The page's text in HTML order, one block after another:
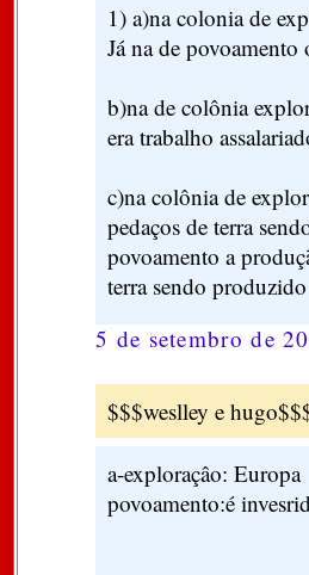
1) a)na colonia de
Já na de
b)na de colônia
era trabalho
c)na colônia de
pedaços de terra
povoamento a
terra sendo
5 de setembro de
$$$weslley e
a-exploraçâo: Europa
povoamento:é